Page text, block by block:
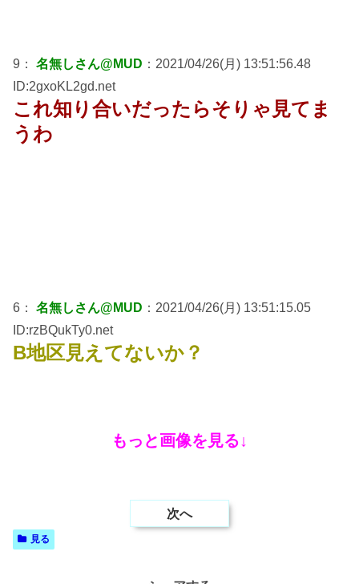
9： 名無しさん@MUD ：2021/04/26(月) 13:51:56.48
ID:2gxoKL2gd.net
これ知り合いだったらそりゃ見てま
うわ
6： 名無しさん@MUD ：2021/04/26(月) 13:51:15.05
ID:rzBQukTy0.net
B地区見えてないか？
もっと画像を見る↓
次へ
見る